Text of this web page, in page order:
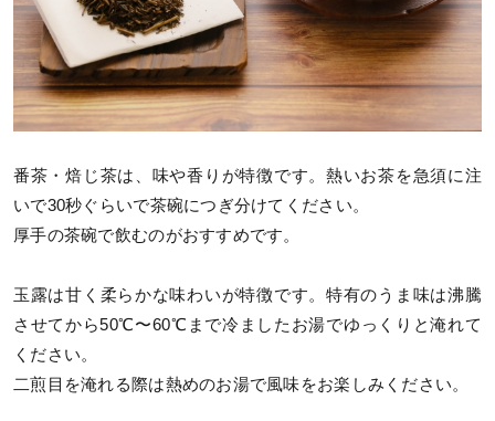
番茶・焙じ茶は、味や香りが特徴です。熱いお茶を急須に注
いで30秒ぐらいで茶碗につぎ分けてください。
厚手の茶碗で飲むのがおすすめです。
玉露は甘く柔らかな味わいが特徴です。特有のうま味は沸騰
させてから50℃〜60℃まで冷ましたお湯でゆっくりと淹れて
ください。
二煎目を淹れる際は熱めのお湯で風味をお楽しみください。